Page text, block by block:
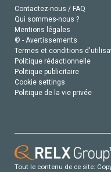
Contactez-nous / FAQ
Qui sommes-nous ?
Mentions légales
© - Avertissements
Termes et conditions
Politique rédactionnelle
Politique publicitaire
Cookie settings
Politique de la vie privée
Tout le contenu de ce site: